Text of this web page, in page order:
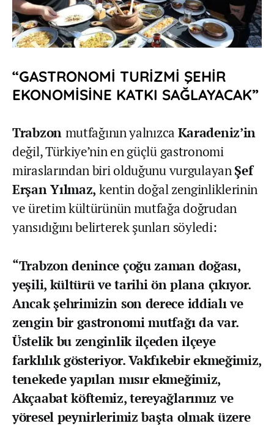
“GASTRONOMİ TURİZMİ ŞEHİR
EKONOMİSİNE KATKI SAĞLAYACAK”
Trabzon mutfağının yalnızca Karadeniz’in
değil, Türkiye’nin en güçlü gastronomi
miraslarından biri olduğunu vurgulayanŞef
Erşan Yılmaz, kentin doğal zenginliklerinin
ve üretim kültürünün mutfağa doğrudan
yansıdığını belirterek şunları söyledi:
“Trabzon denince çoğu zaman doğası,
yeşili, kültürü ve tarihi ön plana çıkıyor.
Ancak şehrimizin son derece iddialı ve
zengin bir gastronomi mutfağı da var.
Üstelik bu zenginlik ilçeden ilçeye
farklılık gösteriyor. Vakfıkebir ekmeğimiz,
tenekede yapılan mısır ekmeğimiz,
Akçaabat köftemiz, tereyağlarımız ve
yöresel peynirlerimiz başta olmak üzere